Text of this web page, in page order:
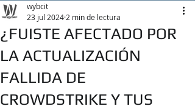
¿FUISTE AFECTADO POR
LA ACTUALIZACIÓN
FALLIDA DE
CROWDSTRIKE Y TUS
wybcit
23 jul 2024 2 min de lectura